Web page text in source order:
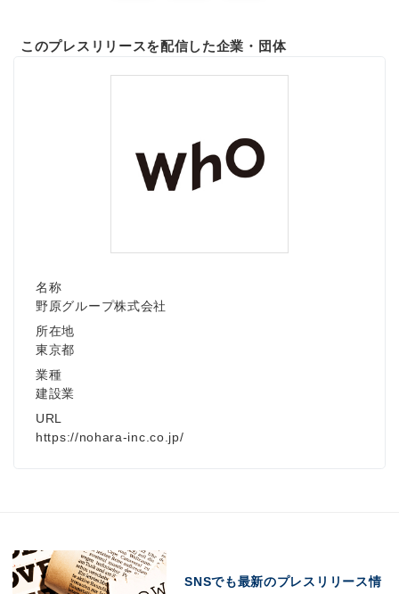
このプレスリリースを配信した企業・団体
名称
野原グループ株式会社
所在地
東京都
業種
建設業
URL
https://nohara-inc.co.jp/
SNSでも最新のプレスリリース情